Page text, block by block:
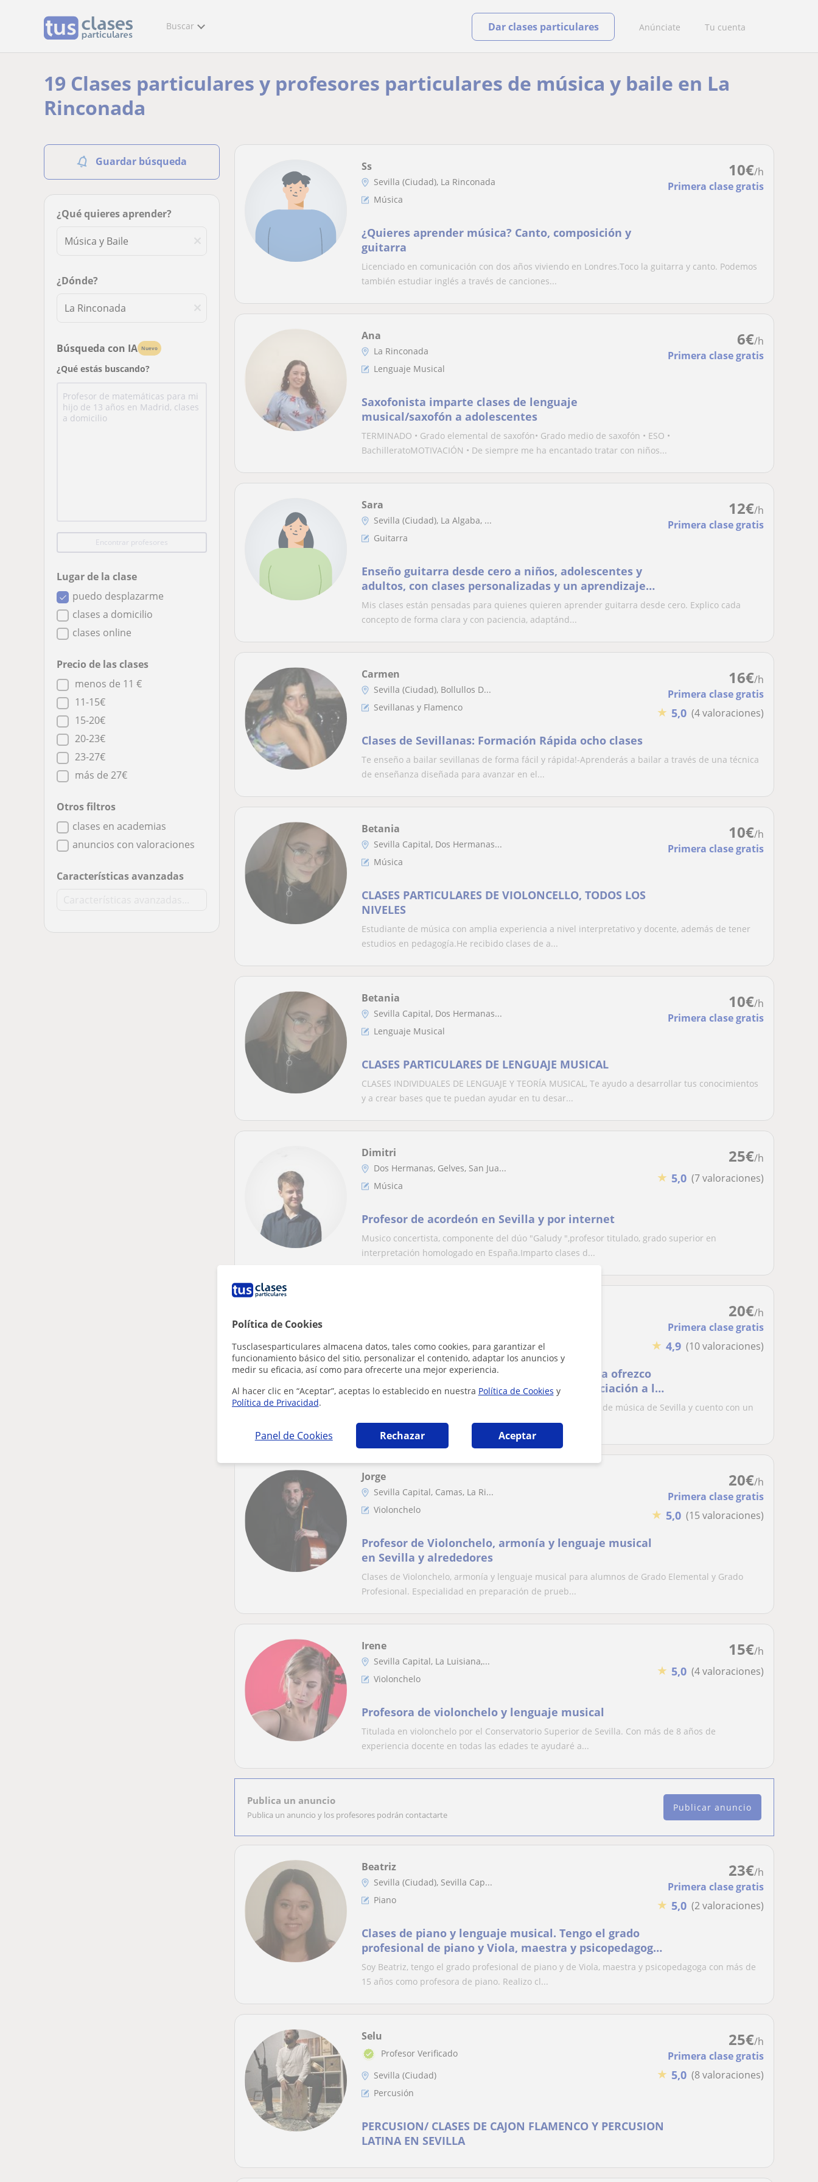
Política de Cookies
Tusclasesparticulares almacena datos, tales como cookies, para garantizar el
funcionamiento básico del sitio, personalizar el contenido, adaptar los anuncios y
medir su eficacia, así como para ofrecerte una mejor experiencia.
Al hacer clic en “Aceptar”, aceptas lo establecido en nuestra Política de Cookies y
Política de Privacidad.
Panel de Cookies Rechazar Aceptar
Buscar Anúnciate Tu cuenta
Dar clases particulares
19 Clases particulares y profesores particulares de música y baile en La
Rinconada
Guardar búsqueda
¿Qué quieres aprender?
¿Dónde?
Búsqueda con IA Nuevo
¿Qué estás buscando?
Encontrar profesores
Lugar de la clase
puedo desplazarme
clases a domicilio
clases online
Precio de las clases
menos de 11 €
11-15€
15-20€
20-23€
23-27€
más de 27€
Otros filtros
clases en academias
anuncios con valoraciones
Características avanzadas
10€/h
Primera clase gratis
Ss
Sevilla (Ciudad), La Rinconada
Música
¿Quieres aprender música? Canto, composición y
guitarra
Licenciado en comunicación con dos años viviendo en Londres.Toco la guitarra y canto. Podemos
también estudiar inglés a través de canciones...
6€/h
Primera clase gratis
Ana
La Rinconada
Lenguaje Musical
Saxofonista imparte clases de lenguaje
musical/saxofón a adolescentes
TERMINADO • Grado elemental de saxofón• Grado medio de saxofón • ESO •
BachilleratoMOTIVACIÓN • De siempre me ha encantado tratar con niños...
12€/h
Primera clase gratis
Sara
Sevilla (Ciudad), La Algaba, ...
Guitarra
Enseño guitarra desde cero a niños, adolescentes y
adultos, con clases personalizadas y un aprendizaje
práctico y ameno
Mis clases están pensadas para quienes quieren aprender guitarra desde cero. Explico cada
concepto de forma clara y con paciencia, adaptánd...
16€/h
Primera clase gratis
★ 5,0 (4 valoraciones)
Carmen
Sevilla (Ciudad), Bollullos D...
Sevillanas y Flamenco
Clases de Sevillanas: Formación Rápida ocho clases
Te enseño a bailar sevillanas de forma fácil y rápida!-Aprenderás a bailar a través de una técnica
de enseñanza diseñada para avanzar en el...
10€/h
Primera clase gratis
Betania
Sevilla Capital, Dos Hermanas...
Música
CLASES PARTICULARES DE VIOLONCELLO, TODOS LOS
NIVELES
Estudiante de música con amplia experiencia a nivel interpretativo y docente, además de tener
estudios en pedagogía.He recibido clases de a...
10€/h
Primera clase gratis
Betania
Sevilla Capital, Dos Hermanas...
Lenguaje Musical
CLASES PARTICULARES DE LENGUAJE MUSICAL
CLASES INDIVIDUALES DE LENGUAJE Y TEORÍA MUSICAL, Te ayudo a desarrollar tus conocimientos
y a crear bases que te puedan ayudar en tu desar...
25€/h
★ 5,0 (7 valoraciones)
Dimitri
Dos Hermanas, Gelves, San Jua...
Música
Profesor de acordeón en Sevilla y por internet
Musico concertista, componente del dúo "Galudy ",profesor titulado, grado superior en
interpretación homologado en España.Imparto clases d...
20€/h
Primera clase gratis
★ 4,9 (10 valoraciones)
Música
Titulada en violonchelo por el CSM de Sevilla ofrezco
clases de lenguaje musical, violonchelo, iniciación a la
Soy graduada en violonchelo por el conservatorio superior de música de Sevilla y cuento con un
máster en pedagogía musical y el grado de ma...
20€/h
Primera clase gratis
★ 5,0 (15 valoraciones)
Jorge
Sevilla Capital, Camas, La Ri...
Violonchelo
Profesor de Violonchelo, armonía y lenguaje musical
en Sevilla y alrededores
Clases de Violonchelo, armonía y lenguaje musical para alumnos de Grado Elemental y Grado
Profesional. Especialidad en preparación de prueb...
15€/h
★ 5,0 (4 valoraciones)
Irene
Sevilla Capital, La Luisiana,...
Violonchelo
Profesora de violonchelo y lenguaje musical
Titulada en violonchelo por el Conservatorio Superior de Sevilla. Con más de 8 años de
experiencia docente en todas las edades te ayudaré a...
Publica un anuncio
Publica un anuncio y los profesores podrán contactarte
Publicar anuncio
23€/h
Primera clase gratis
★ 5,0 (2 valoraciones)
Beatriz
Sevilla (Ciudad), Sevilla Cap...
Piano
Clases de piano y lenguaje musical. Tengo el grado
profesional de piano y Viola, maestra y psicopedagoga.
Clases para niños y adultos
Soy Beatriz, tengo el grado profesional de piano y de Viola, maestra y psicopedagoga con más de
15 años como profesora de piano. Realizo cl...
25€/h
Primera clase gratis
★ 5,0 (8 valoraciones)
Selu
Profesor Verificado
Sevilla (Ciudad)
Percusión
PERCUSION/ CLASES DE CAJON FLAMENCO Y PERCUSION
LATINA EN SEVILLA